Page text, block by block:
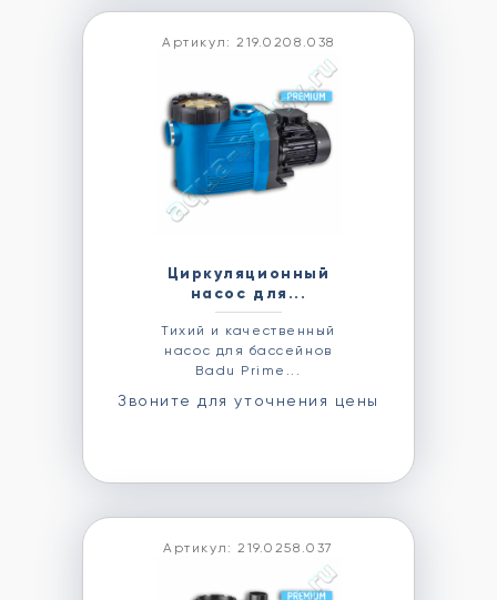
Артикул: 219.0208.038
Циркуляционный
насос для...
Тихий и качественный
насос для бассейнов
Badu Prime...
Звоните для уточнения цены
Артикул: 219.0258.037